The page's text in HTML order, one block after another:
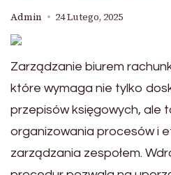
Admin 24 Lutego, 2025
Zarządzanie biurem
które wymaga nie tylko
przepisów księgowych, ale
organizowania procesów i
zarządzania zespołem.